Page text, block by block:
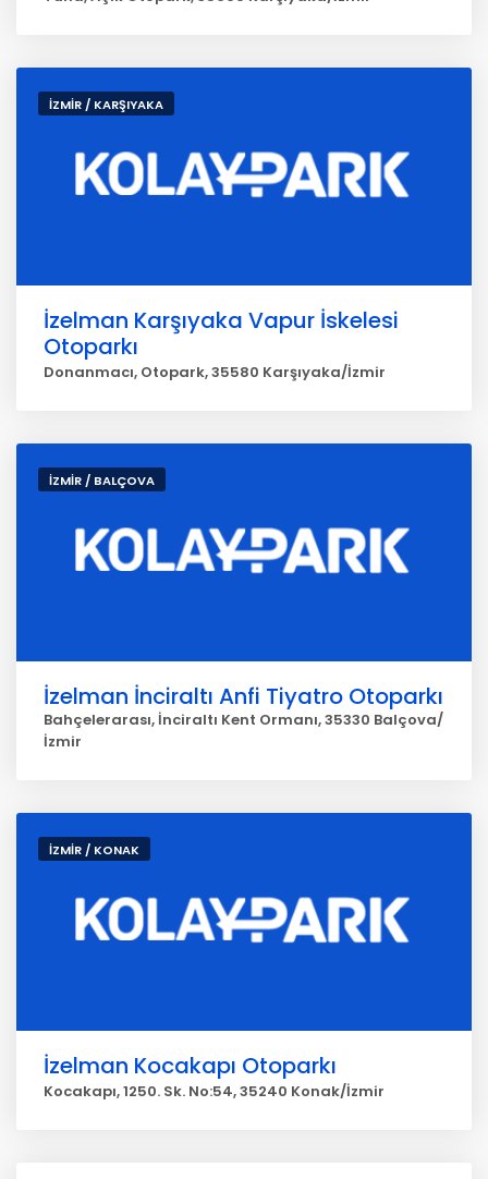
İZMİR / KARŞIYAKA
İzelman Karşıyaka Vapur İskelesi
Otoparkı
Donanmacı, Otopark, 35580 Karşıyaka/İzmir
İZMİR / BALÇOVA
İzelman İnciraltı Anfi Tiyatro Otoparkı
Bahçelerarası, İnciraltı Kent Ormanı, 35330 Balçova/
İzmir
İZMİR / KONAK
İzelman Kocakapı Otoparkı
Kocakapı, 1250. Sk. No:54, 35240 Konak/İzmir